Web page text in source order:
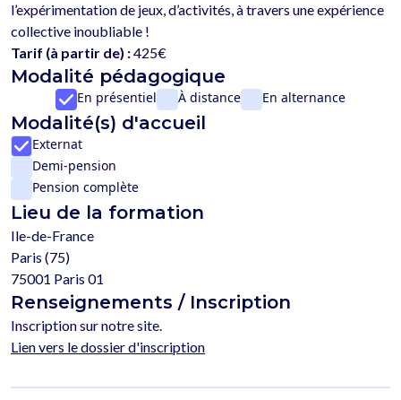
l’expérimentation de jeux, d’activités, à travers une expérience
Tarif (à partir de) :425€
Modalité pédagogique
En présentiel À distance En alternance
Modalité(s) d'accueil
Externat
Demi-pension
Pension complète
Lieu de la formation
Ile-de-France
Paris (75)
75001 Paris 01
Renseignements / Inscription
Inscription sur notre site.
Lien vers le dossier d'inscription